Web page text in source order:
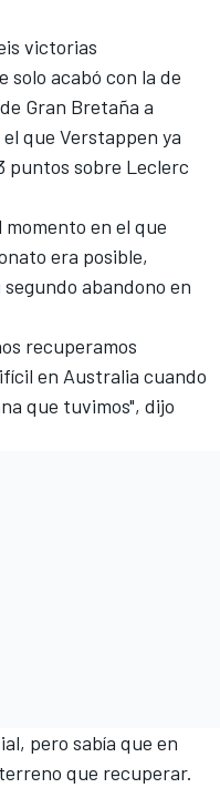
victorias
solo acabó con la de
Gran Bretaña a
que Verstappen ya
puntos sobre Leclerc
en el que
era posible,
abandono en
recuperamos
en Australia cuando
que tuvimos", dijo
pero sabía que en
que recuperar.